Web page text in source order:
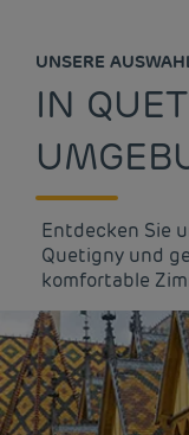
UNSERE
IN
Entdecken Sie
Quetigny und
komfortable